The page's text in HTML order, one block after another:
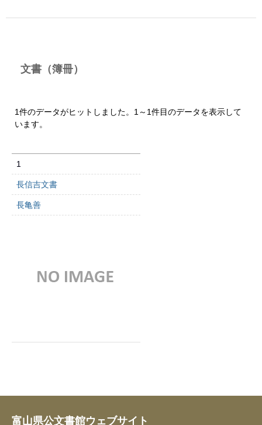
文書（簿冊）
1件のデータがヒットしました。1～1件目のデータを表示して
います。
1
長信吉文書
長亀善
富山県公文書館ウェブサイト